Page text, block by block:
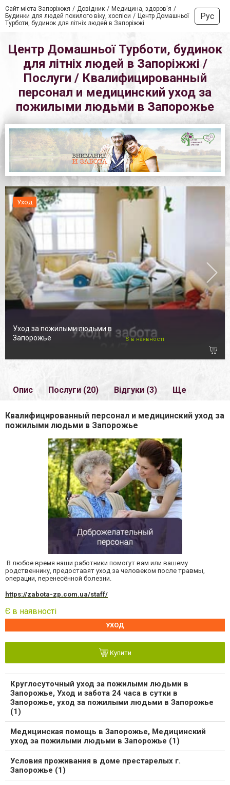
Сайт міста Запоріжжя Довідник
Медицина, здоров'я
Будинки для людей похилого віку, хоспіси
Центр Домашньої
Турботи, будинок для літніх людей в Запоріжжі
Рус
Центр Домашньої Турботи, будинок
для літніх людей в Запоріжжі /
Послуги / Квалифицированный
персонал и медицинский уход за
пожилыми людьми в Запорожье
Уход
Уход за пожилыми людьми в
Запорожье
Є в наявності
Опис Послуги (20) Відгуки (3) Ще
Квалифицированный персонал и медицинский уход за
пожилыми людьми в Запорожье
В любое время наши работники помогут вам или вашему
родственнику, предоставят уход за человеком после травмы,
операции, перенесённой болезни.
https://zabota-zp.com.ua/staff/
Є в наявності
УХОД
Купити
Круглосуточный уход за пожилыми людьми в
Запорожье, Уход и забота 24 часа в сутки в
Запорожье, уход за пожилыми людьми в Запорожье
(1)
Медицинская помощь в Запорожье, Медицинский
уход за пожилыми людьми в Запорожье (1)
Условия проживания в доме престарелых г.
Запорожье (1)